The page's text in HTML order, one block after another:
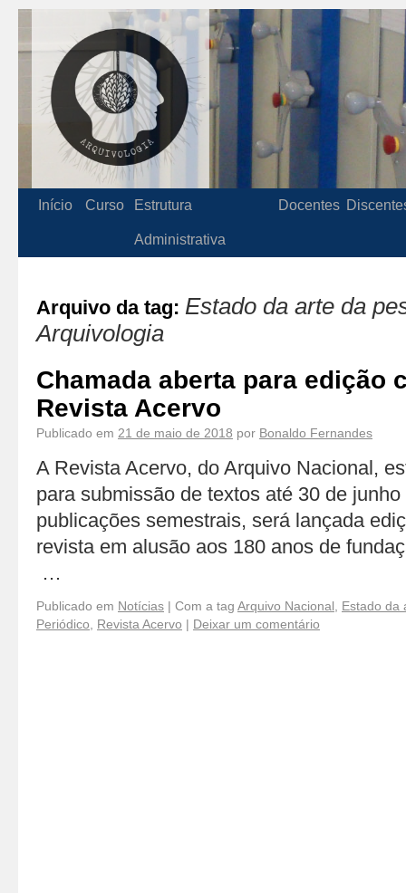
Início Curso Estrutura
Administrativa
Docentes
Arquivo da tag: Estado da arte da
Arquivologia
Chamada aberta para edição
Revista Acervo
Publicado em 21 de maio de 2018 por Bonaldo Fernandes
A Revista Acervo, do Arquivo Nacional,
para submissão de textos até 30 de
publicações semestrais, será lançada
revista em alusão aos 180 anos de
…
Publicado em Notícias | Com a tag Arquivo Nacional
Estado da
Periódico
Revista Acervo | Deixar um comentário